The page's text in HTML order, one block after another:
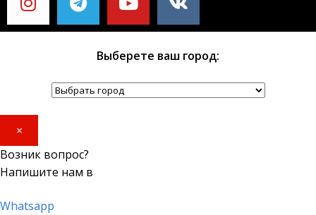
Выберете ваш город:
×
Возник вопрос?
Напишите нам в
Whatsapp